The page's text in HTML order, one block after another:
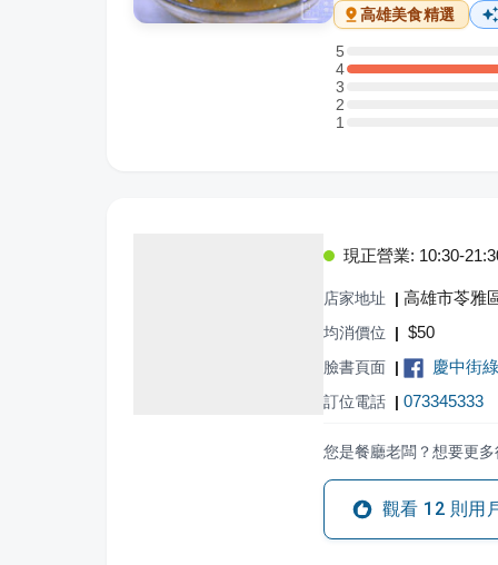
高雄美食精選
5
5 星：0 則評論
4
4 星：2 則評論
3
3 星：0 則評論
2
2 星：0 則評論
11 星：0 則評論
現正營業: 10:30-
店家地址 | 高雄市苓雅
均消價位 | $50
臉書頁面 | 慶中街
訂位電話 | 073345333
您是餐廳老闆？想要更
觀看 12 則用